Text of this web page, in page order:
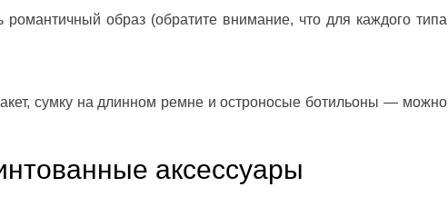
образ (обратите внимание, что для каждого типа
сумку на длинном ремне и остроносые ботильоны — можно
аксессуары